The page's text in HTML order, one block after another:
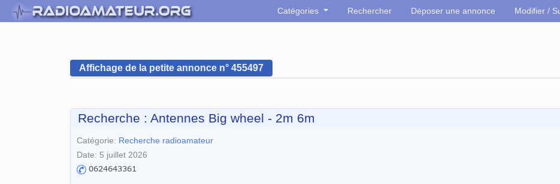
Catégories Rechercher Déposer une annonce Modifier /
Affichage de la petite annonce n° 455497
Recherche : Antennes Big wheel - 2m 6m
Catégorie: Recherche radioamateur
Date: 5 juillet 2026